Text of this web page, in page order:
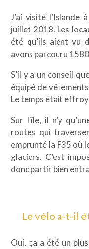
J’ai visité l’Islande
juillet 2018. Les
été qu’ils aient vu
avons parcouru
S’il y a un conseil
équipé de
Le temps était
Sur l’île, il n’y
routes qui
emprunté la F35 où
glaciers. C’est
donc partir bien
Le vélo a-t-il
Oui, ça a été un